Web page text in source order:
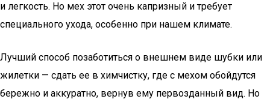
и легкость. Но мех этот очень капризный и требует
специального ухода, особенно при нашем климате.
Лучший способ позаботиться о внешнем виде шубки или
жилетки — сдать ее в химчистку, где с мехом обойдутся
бережно и аккуратно, вернув ему первозданный вид. Но